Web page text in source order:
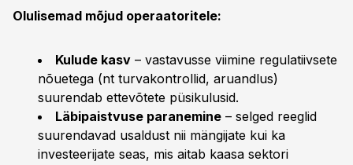
Olulisemad mõjud operaatoritele:
Kulude kasv – vastavusse viimine regulatiivsete
nõuetega (nt turvakontrollid, aruandlus)
suurendab ettevõtete püsikulusid.
Läbipaistvuse paranemine – selged reeglid
suurendavad usaldust nii mängijate kui ka
investeerijate seas, mis aitab kaasa sektori